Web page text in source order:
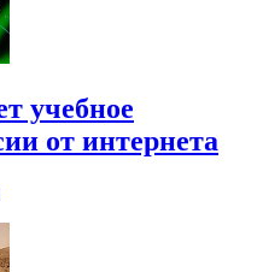
учебное
от интернета